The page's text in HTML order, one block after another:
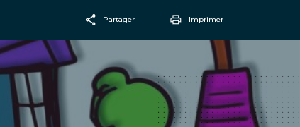
Partager
Email
Imprimer